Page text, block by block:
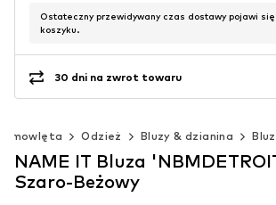
Ostateczny przewidywany czas dostawy pojawi się
koszyku.
30 dni na zwrot towaru
Odzież Bluzy & dzianina
NAME IT Bluza
Szaro-Beżowy